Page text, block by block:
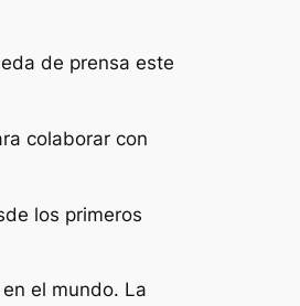
de prensa este
colaborar con
los primeros
el mundo. La